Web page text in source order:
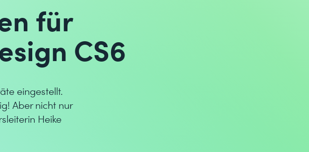
für
CS6
eingestellt.
Aber nicht nur
Heike